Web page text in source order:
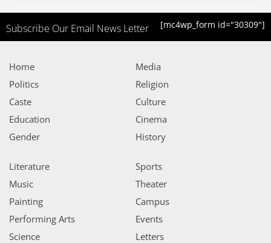
Subscribe Our Email News Letter [mc4wp_form id="30309"]
Home
Politics
Caste
Education
Gender
Media
Religion
Culture
Cinema
History
Literature
Music
Painting
Performing Arts
Science
Sports
Theater
Campus
Events
Letters